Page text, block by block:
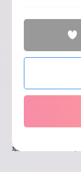
最終更新日：2026/